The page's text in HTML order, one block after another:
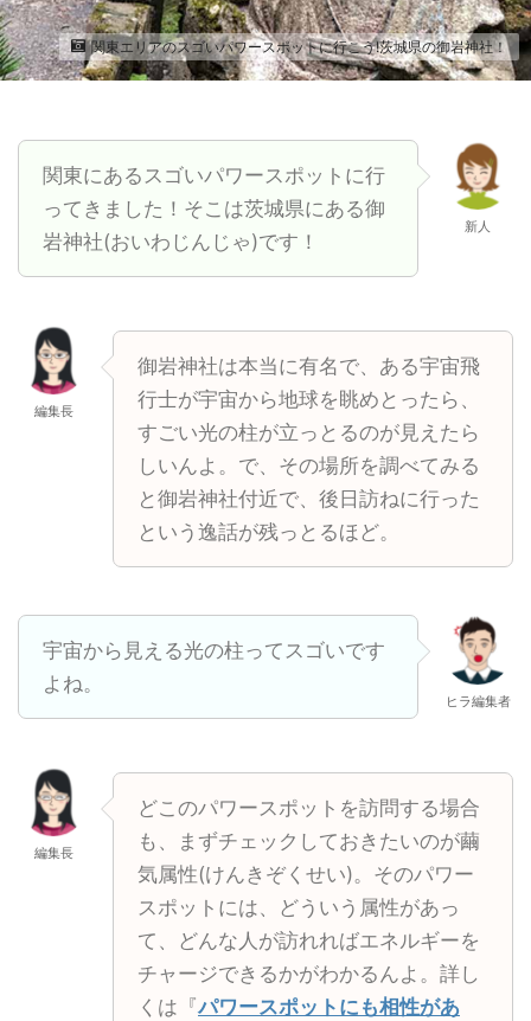
関東エリアのスゴいパワースポットに行こう!茨城県の御岩神社！
関東にあるスゴいパワースポットに行
ってきました！そこは茨城県にある御
岩神社(おいわじんじゃ)です！
新人
編集長
御岩神社は本当に有名で、ある宇宙飛
行士が宇宙から地球を眺めとったら、
すごい光の柱が立っとるのが見えたら
しいんよ。で、その場所を調べてみる
と御岩神社付近で、後日訪ねに行った
という逸話が残っとるほど。
宇宙から見える光の柱ってスゴいです
よね。
ヒラ編集者
編集長
どこのパワースポットを訪問する場合
も、まずチェックしておきたいのが繭
気属性(けんきぞくせい)。そのパワー
スポットには、どういう属性があっ
て、どんな人が訪れればエネルギーを
チャージできるかがわかるんよ。詳し
くは『パワースポットにも相性があ